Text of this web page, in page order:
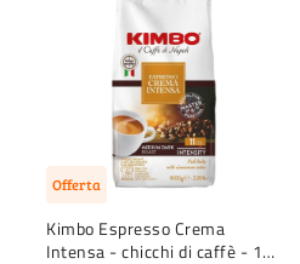
Offerta
Kimbo Espresso Crema
Intensa - chicchi di caffè - 1